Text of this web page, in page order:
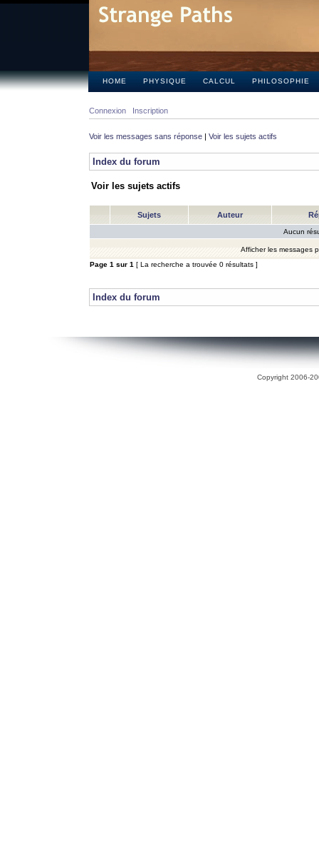
HOME PHYSIQUE CALCUL PHILOSOPHIE
Connexion Inscription
Voir les messages sans réponse | Voir les sujets actifs
Index du forum
Voir les sujets actifs
Sujets Auteur
Aucun
Afficher les messages
Page 1 sur 1 [ La recherche a trouvée 0 résultats ]
Index du forum
Copyright 2006-